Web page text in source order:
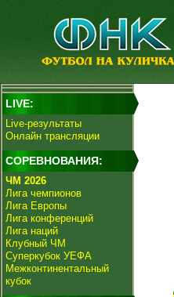
LIVE:
Live-результаты
Онлайн трансляции
СОРЕВНОВАНИЯ:
ЧМ 2026
Лига чемпионов
Лига Европы
Лига конференций
Лига наций
Клубный ЧМ
Суперкубок УЕФА
Межконтинентальный
кубок